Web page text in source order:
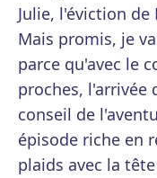
Julie, l'éviction
Mais promis, je
parce qu'avec le
proches, l'arrivée
conseil de
épisode riche en
plaids avec la